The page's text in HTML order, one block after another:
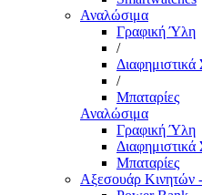
Αναλώσιμα
Γραφική Ύλη
/
/
Μπαταρίες
Αναλώσιμα
Γραφική Ύλη
Μπαταρίες
Αξεσουάρ Κινητών